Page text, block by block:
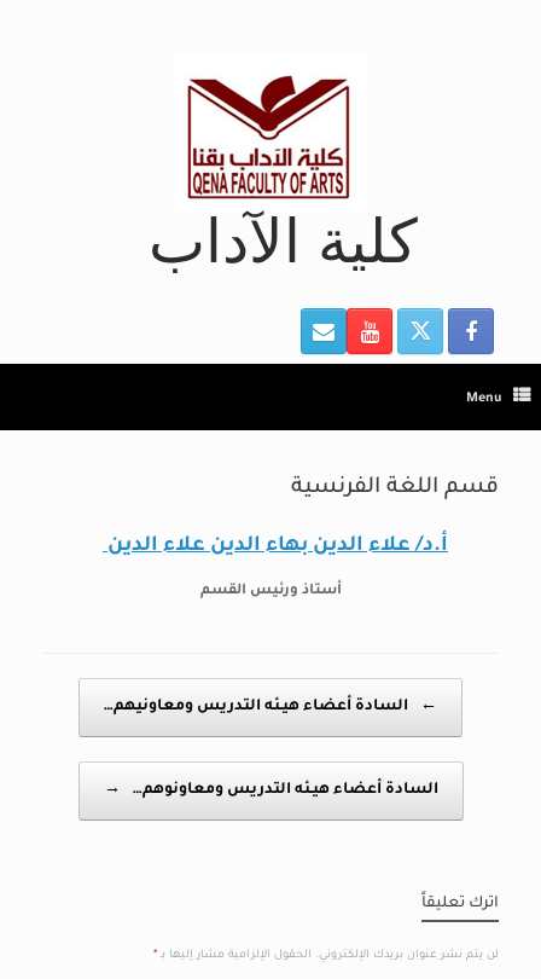
كلية الآداب
Menu
قسم اللغة الفرنسية
أ.د/ علاء الدين بهاء الدين علاء الدين
أستاذ ورئيس القسم
← السادة أعضاء هيـئه التدريس ومعاونيهم…
السادة أعضاء هيـئه التدريس ومعاونوهم… →
اترك تعليقاً
لن يتم نشر عنوان بريدك الإلكتروني. الحقول الإلزامية مشار إليها بـ *